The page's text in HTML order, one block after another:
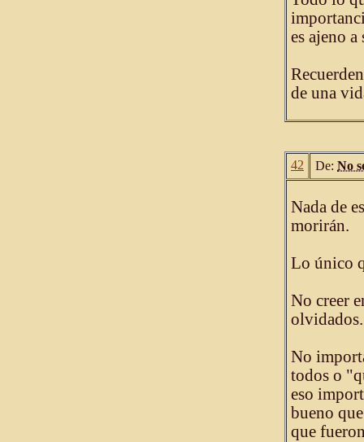
es ajeno a
de una
42 De: No
Nada de
morirán.
Lo único
No creer
olvidados.
No
todos o
eso
bueno
que